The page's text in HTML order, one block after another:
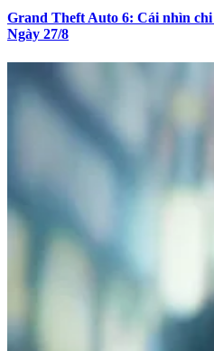
Grand Theft Auto 6: Cái nhìn
Ngày 27/8